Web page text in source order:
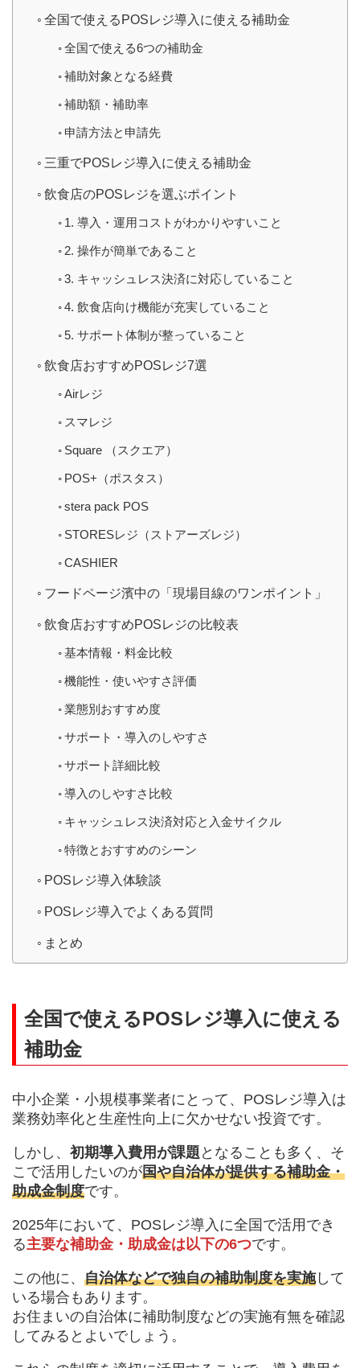
全国で使えるPOSレジ導入に使える補助金
全国で使える6つの補助金
補助対象となる経費
補助額・補助率
申請方法と申請先
三重でPOSレジ導入に使える補助金
飲食店のPOSレジを選ぶポイント
1. 導入・運用コストがわかりやすいこと
2. 操作が簡単であること
3. キャッシュレス決済に対応していること
4. 飲食店向け機能が充実していること
5. サポート体制が整っていること
飲食店おすすめPOSレジ7選
Airレジ
スマレジ
Square （スクエア）
POS+（ポスタス）
stera pack POS
STORESレジ（ストアーズレジ）
CASHIER
フードページ濱中の「現場目線のワンポイント」
飲食店おすすめPOSレジの比較表
基本情報・料金比較
機能性・使いやすさ評価
業態別おすすめ度
サポート・導入のしやすさ
サポート詳細比較
導入のしやすさ比較
キャッシュレス決済対応と入金サイクル
特徴とおすすめのシーン
POSレジ導入体験談
POSレジ導入でよくある質問
まとめ
全国で使えるPOSレジ導入に使える
補助金
中小企業・小規模事業者にとって、POSレジ導入は
業務効率化と生産性向上に欠かせない投資です。
しかし、 初期導入費用が課題 となることも多く、そ
こで活用したいのが国や自治体が提供する補助金・
助成金制度です。
2025年において、POSレジ導入に全国で活用でき
る主要な補助金・助成金は以下の6つです。
この他に、 自治体などで独自の補助制度を実施して
いる場合もあります。
お住まいの自治体に補助制度などの実施有無を確認
してみるとよいでしょう。